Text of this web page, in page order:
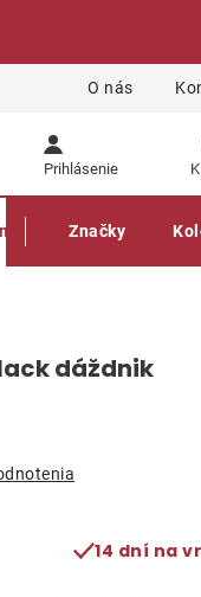
O nás
Prihlásenie
Gastro produkty
Značky
dáždnik
14 dní na